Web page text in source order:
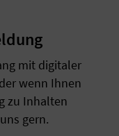
mit digitaler
wenn Ihnen
zu Inhalten
gern.